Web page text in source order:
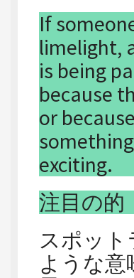
If
limelight,
is being
because
or
exciting.
注目の的
スポット
ような意